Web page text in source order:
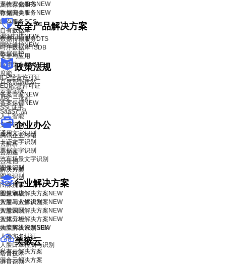
系统安全服务NEW
数据安全服务 NEW
安全产品解决方案
漏洞扫描NEW
网站维护NEW
数据保护
政策法规
ICP经营许可证
EDI经营许可证
备案管家NEW
备案保镖NEW
SaaS产品
企业办公
腾讯企业邮箱
云解析
云加速
云短信
解决方案
行业解决方案
智慧酒店解决方案 NEW
智慧工业解决方案 NEW
智慧园区解决方案 NEW
智慧工地解决方案 NEW
物流解决方案NEW
美猴云
私有云解决方案
混合云解决方案
文件存储CFS
存储网关
缓存服务SCS
自有数据库
数据传输服务DTS
时序数据库TSDB
安全与应用
应用防火墙WAF
度能
百度智能建站
云智学院
ABC一体机
SSL证书
人工智能
文字识别
通用文字识别
卡证文字识别
票据文字识别
汽车场景文字识别
图像识别
图像识别
图像搜索
图像审核
人脸与人体识别
人脸识别
人体分析
人脸离线识别SDK
人脸实名认证
人脸口罩检测与识别
语音技术
语音识别